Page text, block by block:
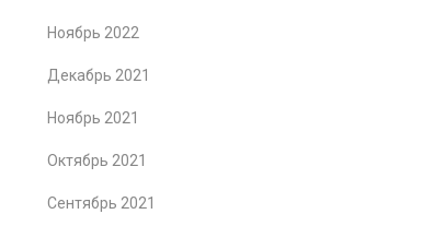
Ноябрь 2022
Декабрь 2021
Ноябрь 2021
Октябрь 2021
Сентябрь 2021